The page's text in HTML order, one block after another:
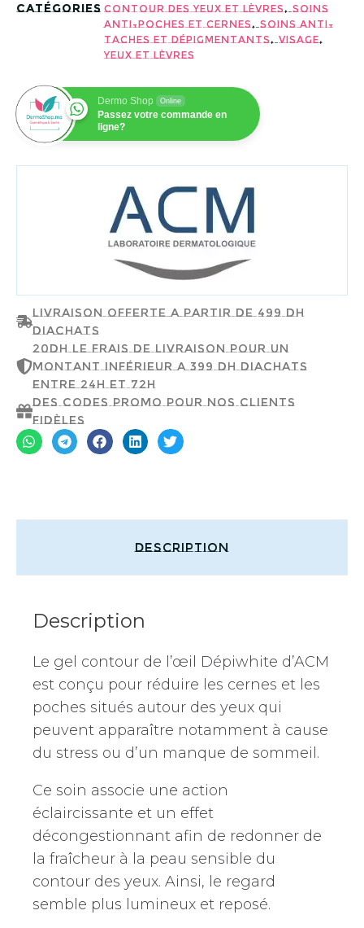
Catégories Contour des yeux et lèvres,Soins
Anti-poches et cernes,Soins Anti-
taches et Dépigmentants,Visage,
Yeux et lèvres
Dermo Shop Online
Passez votre commande en
ligne?
ACM
Livraison offerte a partir de 499 dh
d'achats
20dh le frais de livraison pour un
montant inférieur a 399 dh d'achats
entre 24h et 72h
Des codes promo pour nos clients
fidèles
Description
Description
Le gel contour de l’œil Dépiwhite d’ACM
est conçu pour réduire les cernes et les
poches situés autour des yeux qui
peuvent apparaître notamment à cause
du stress ou d’un manque de sommeil.
Ce soin associe une action
éclaircissante et un effet
décongestionnant afin de redonner de
la fraîcheur à la peau sensible du
contour des yeux. Ainsi, le regard
semble plus lumineux et reposé.